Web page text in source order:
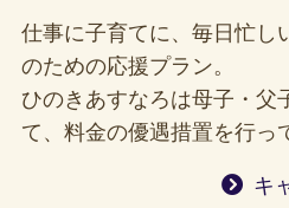
仕事に子育てに、毎日忙し
のための応援プラン。
ひのきあすなろは母子・父
て、料金の優遇措置を行っ
キ